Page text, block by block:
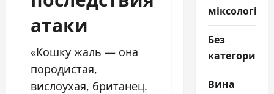
атаки
«Кошку жаль — она
породистая,
вислоухая, британец.
міксологія
Без
категории
Вина